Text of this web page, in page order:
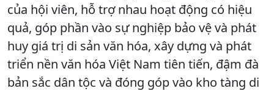
của hội viên, hỗ trợ nhau hoạt động có hiệu
quả, góp phần vào sự nghiệp bảo vệ và phát
huy giá trị di sản văn hóa, xây dựng và phát
triển nền văn hóa Việt Nam tiên tiến, đậm đà
bản sắc dân tộc và đóng góp vào kho tàng di